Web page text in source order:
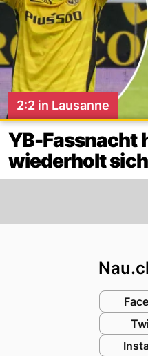
2:2 in Lausanne
YB-Fassnacht
wiederholt